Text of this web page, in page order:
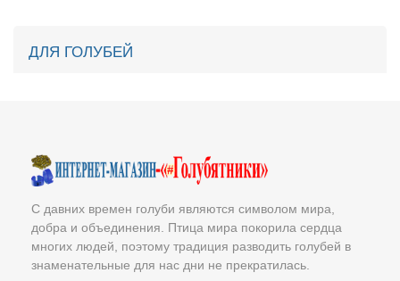
ДЛЯ ГОЛУБЕЙ
С давних времен голуби являются символом мира,
добра и объединения. Птица мира покорила сердца
многих людей, поэтому традиция разводить голубей в
знаменательные для нас дни не прекратилась.